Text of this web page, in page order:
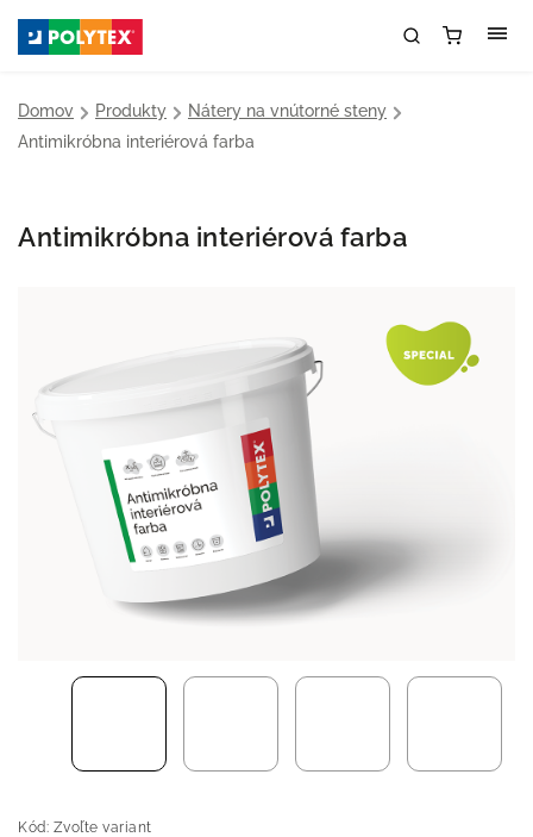
Domov / Produkty / Nátery na vnútorné steny /
Antimikróbna interiérová farba
Antimikróbna interiérová farba
Kód: Zvoľte variant